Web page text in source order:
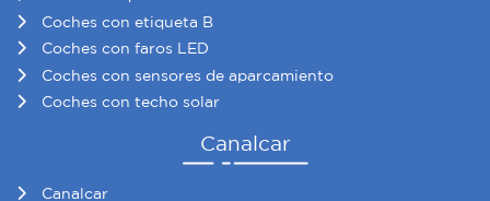
Coches con etiqueta B
Coches con faros LED
Coches con sensores de aparcamiento
Coches con techo solar
Canalcar
Canalcar